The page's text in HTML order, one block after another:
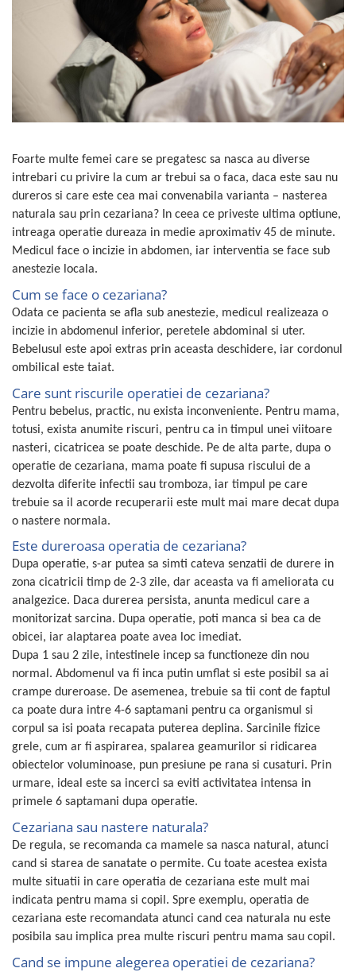
Foarte multe femei care se pregatesc sa nasca au diverse
intrebari cu privire la cum ar trebui sa o faca, daca este sau nu
dureros si care este cea mai convenabila varianta – nasterea
naturala sau prin cezariana? In ceea ce priveste ultima optiune,
intreaga operatie dureaza in medie aproximativ 45 de minute.
Medicul face o incizie in abdomen, iar interventia se face sub
anestezie locala.
Cum se face o cezariana?
Odata ce pacienta se afla sub anestezie, medicul realizeaza o
incizie in abdomenul inferior, peretele abdominal si uter.
Bebelusul este apoi extras prin aceasta deschidere, iar cordonul
ombilical este taiat.
Care sunt riscurile operatiei de cezariana?
Pentru bebelus, practic, nu exista inconveniente. Pentru mama,
totusi, exista anumite riscuri, pentru ca in timpul unei viitoare
nasteri, cicatricea se poate deschide. Pe de alta parte, dupa o
operatie de cezariana, mama poate fi supusa riscului de a
dezvolta diferite infectii sau tromboza, iar timpul pe care
trebuie sa il acorde recuperarii este mult mai mare decat dupa
o nastere normala.
Este dureroasa operatia de cezariana?
Dupa operatie, s-ar putea sa simti cateva senzatii de durere in
zona cicatricii timp de 2-3 zile, dar aceasta va fi ameliorata cu
analgezice. Daca durerea persista, anunta medicul care a
monitorizat sarcina. Dupa operatie, poti manca si bea ca de
obicei, iar alaptarea poate avea loc imediat.
Dupa 1 sau 2 zile, intestinele incep sa functioneze din nou
normal. Abdomenul va fi inca putin umflat si este posibil sa ai
crampe dureroase. De asemenea, trebuie sa tii cont de faptul
ca poate dura intre 4-6 saptamani pentru ca organismul si
corpul sa isi poata recapata puterea deplina. Sarcinile fizice
grele, cum ar fi aspirarea, spalarea geamurilor si ridicarea
obiectelor voluminoase, pun presiune pe rana si cusaturi. Prin
urmare, ideal este sa incerci sa eviti activitatea intensa in
primele 6 saptamani dupa operatie.
Cezariana sau nastere naturala?
De regula, se recomanda ca mamele sa nasca natural, atunci
cand si starea de sanatate o permite. Cu toate acestea exista
multe situatii in care operatia de cezariana este mult mai
indicata pentru mama si copil. Spre exemplu, operatia de
cezariana este recomandata atunci cand cea naturala nu este
posibila sau implica prea multe riscuri pentru mama sau copil.
Cand se impune alegerea operatiei de cezariana?